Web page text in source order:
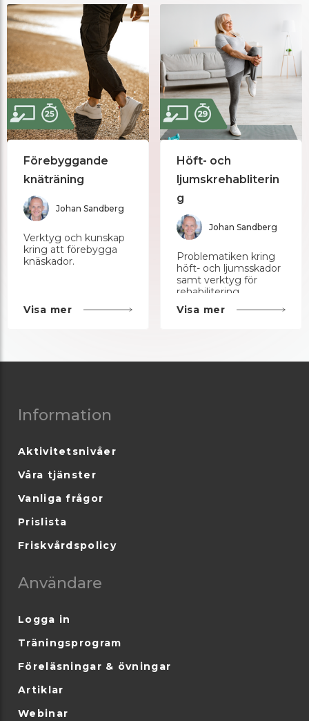
Förebyggande
knäträning
Johan Sandberg
Verktyg och kunskap
kring att förebygga
knäskador.
Visa mer
Höft- och
ljumskrehabliterin
g
Johan Sandberg
Problematiken kring
höft- och ljumsskador
samt verktyg för
rehabilitering.
Visa mer
Information
Aktivitetsnivåer
Våra tjänster
Vanliga frågor
Prislista
Friskvårdspolicy
Användare
Logga in
Träningsprogram
Föreläsningar & övningar
Artiklar
Webinar